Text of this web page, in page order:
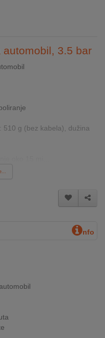
automobil, 3.5 bar
510 g (bez kabela), dužina
nfo